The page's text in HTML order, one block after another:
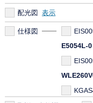
配光図
仕様図
E5054L-0